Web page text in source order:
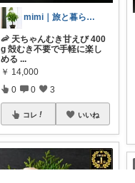
mimi｜旅と暮らし ✈️🌿
🦐 天ちゃんむき甘えび 400
g 殻むき不要で手軽に楽し
める ...
￥ 14,000
0 0 3
コレ いいね